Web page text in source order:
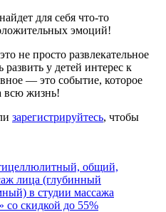
для себя что-то
эмоций!
не просто развлекательное
у детей интерес к
— это событие, которое
всю жизнь!
зарегистрируйтесь, чтобы
общий,
лица (глубинный
в студии массажа
со скидкой до 55%